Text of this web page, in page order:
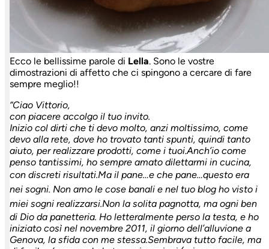
Ecco le bellissime parole di Lella. Sono le vostre
dimostrazioni di affetto che ci spingono a cercare di fare
sempre meglio!!
“Ciao Vittorio,
con piacere accolgo il tuo invito.
Inizio col dirti che ti devo molto, anzi moltissimo, come
devo alla rete, dove ho trovato tanti spunti, quindi tanto
aiuto, per realizzare prodotti, come i tuoi.Anch’io come
penso tantissimi, ho sempre amato dilettarmi in cucina,
con discreti risultati.Ma il pane…e che pane…questo era
nei sogni. Non amo le cose banali e nel tuo blog ho visto i
miei sogni realizzarsi.Non la solita pagnotta, ma ogni ben
di Dio da panetteria. Ho letteralmente perso la testa, e ho
iniziato così nel novembre 2011, il giorno dell’alluvione a
Genova, la sfida con me stessa.Sembrava tutto facile, ma